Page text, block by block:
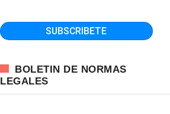
BOLETIN DE NORMAS
LEGALES